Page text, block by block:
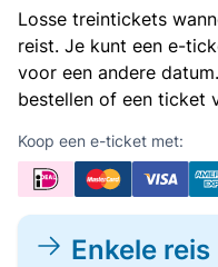
Losse treintickets
reist. Je kunt een e-
voor een andere
bestellen of een ticket
Koop een e-ticket met:
Enkele reis